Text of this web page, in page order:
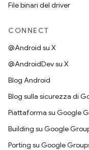
File binari del driver
CONNECT
@Android su X
@AndroidDev su X
Blog Android
Blog sulla sicurezza di
Piattaforma su Google
Building su Google
Porting su Google